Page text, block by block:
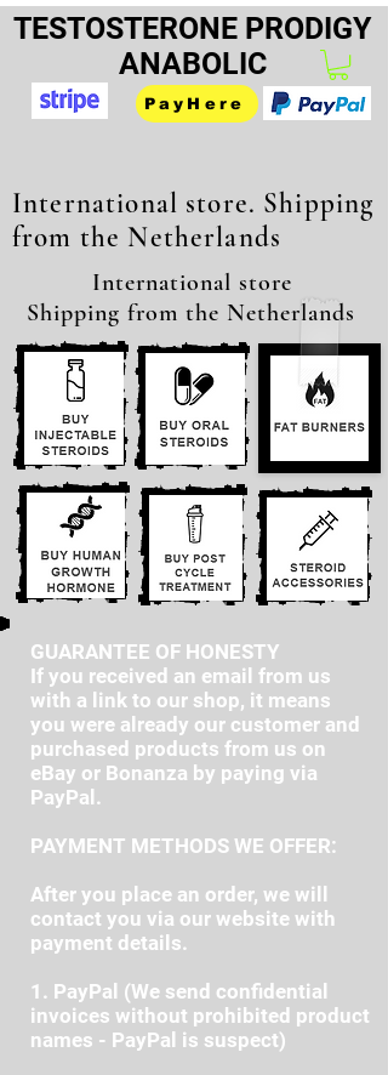
TESTOSTERONE PRODIGY
ANABOLIC
PayHere
International store
Shipping from the Netherlands
International store. Shipping
from the Netherlands
GUARANTEE OF HONESTY
If you received an email from us
with a link to our shop, it means
you were already our customer and
purchased products from us on
eBay or Bonanza by paying via
PayPal.
PAYMENT METHODS WE OFFER:
After you place an order, we will
contact you via our website with
payment details.
1. PayPal (We send confidential
invoices without prohibited product
names - PayPal is suspect)